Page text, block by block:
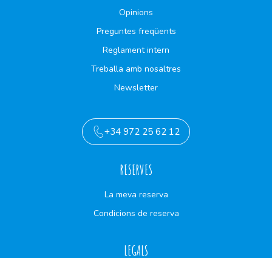
Opinions
Preguntes freqüents
Reglament intern
Treballa amb nosaltres
Newsletter
+34 972 25 62 12
RESERVES
La meva reserva
Condicions de reserva
LEGALS